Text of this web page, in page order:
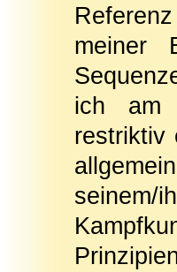
meiner
ich am
restriktiv